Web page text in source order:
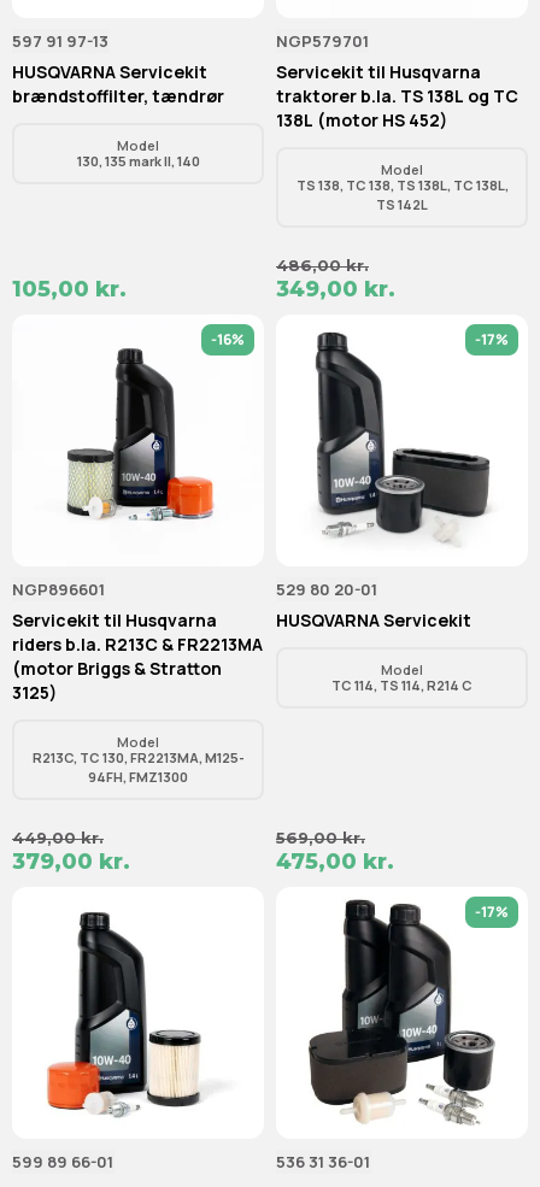
597 91 97-13
HUSQVARNA Servicekit
brændstoffilter, tændrør
Model
130, 135 mark II, 140
105,00 kr.
NGP579701
Servicekit til Husqvarna
traktorer b.la. TS 138L og TC
138L (motor HS 452)
Model
TS 138, TC 138, TS 138L, TC 138L,
TS 142L
486,00 kr.
349,00 kr.
-16%
NGP896601
Servicekit til Husqvarna
riders b.la. R213C & FR2213MA
(motor Briggs & Stratton
3125)
Model
R213C, TC 130, FR2213MA, M125-
94FH, FMZ1300
449,00 kr.
379,00 kr.
-17%
529 80 20-01
HUSQVARNA Servicekit
Model
TC 114, TS 114, R214 C
569,00 kr.
475,00 kr.
599 89 66-01
-17%
536 31 36-01